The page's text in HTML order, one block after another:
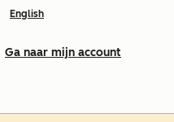
English
Ga naar mijn account